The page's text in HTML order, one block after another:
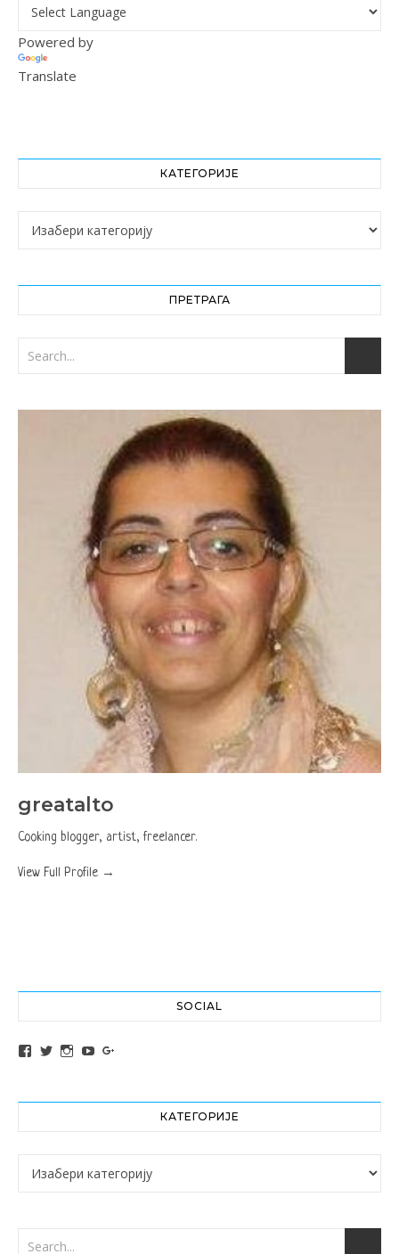
Powered by
Translate
КАТЕГОРИЈЕ
Категорије
ПРЕТРАГА
greatalto
Cooking blogger, artist, freelancer.
View Full Profile →
SOCIAL
View altochef’s profile on Facebook
View jovancica73’s profile on Twitter
View jovancica73’s profile on Instagram
View jovancica73’s profile on YouTube
КАТЕГОРИЈЕ
Категорије